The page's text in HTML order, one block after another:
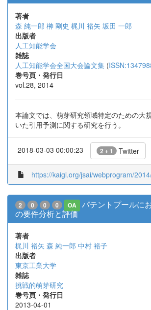
著者
森 純一郎 榊 剛史 梶川 裕矢 坂田 一郎
出版者
人工知能学会
雑誌
人工知能学会全国大会論文集 (
巻号頁・発行日
vol.28, 2014
本論文では、萌芽研究領域特定のための大
いた引用予測に関する研究を行う。
2018-03-03 00:00:23 2 + 1 Twitter
https://kaigi.org/jsai/webprogram/
2 0 0 0 OA
パテントプールに
の要件分析と評価
著者
梶川 裕矢 森 純一郎 中村 裕子
出版者
東京工業大学
雑誌
挑戦的萌芽研究
巻号頁・発行日
2013-04-01